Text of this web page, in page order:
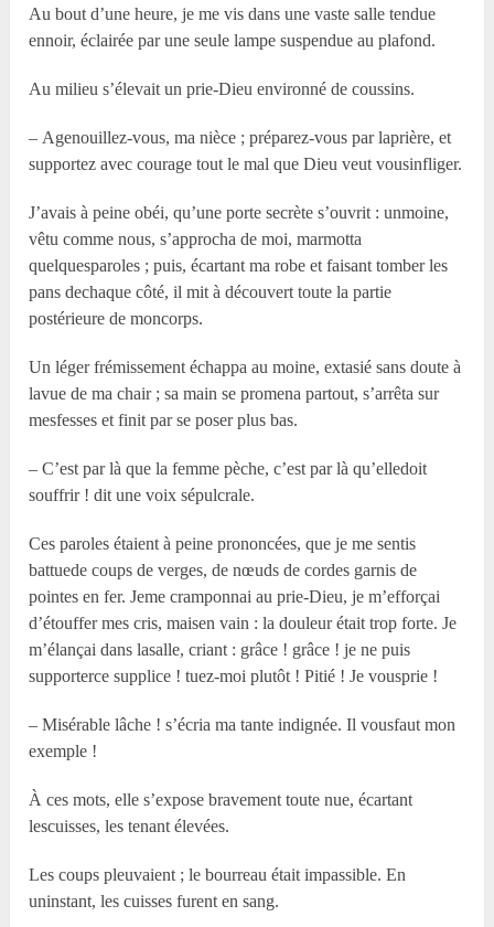
Au bout d’une heure, je me vis dans une vaste salle tendue
ennoir, éclairée par une seule lampe suspendue au plafond.
Au milieu s’élevait un prie-Dieu environné de coussins.
– Agenouillez-vous, ma nièce ; préparez-vous par laprière, et
supportez avec courage tout le mal que Dieu veut vousinfliger.
J’avais à peine obéi, qu’une porte secrète s’ouvrit : unmoine,
vêtu comme nous, s’approcha de moi, marmotta
quelquesparoles ; puis, écartant ma robe et faisant tomber les
pans dechaque côté, il mit à découvert toute la partie
postérieure de moncorps.
Un léger frémissement échappa au moine, extasié sans doute à
lavue de ma chair ; sa main se promena partout, s’arrêta sur
mesfesses et finit par se poser plus bas.
– C’est par là que la femme pèche, c’est par là qu’elledoit
souffrir ! dit une voix sépulcrale.
Ces paroles étaient à peine prononcées, que je me sentis
battuede coups de verges, de nœuds de cordes garnis de
pointes en fer. Jeme cramponnai au prie-Dieu, je m’efforçai
d’étouffer mes cris, maisen vain : la douleur était trop forte. Je
m’élançai dans lasalle, criant : grâce ! grâce ! je ne puis
supporterce supplice ! tuez-moi plutôt ! Pitié ! Je vousprie !
– Misérable lâche ! s’écria ma tante indignée. Il vousfaut mon
exemple !
À ces mots, elle s’expose bravement toute nue, écartant
lescuisses, les tenant élevées.
Les coups pleuvaient ; le bourreau était impassible. En
uninstant, les cuisses furent en sang.